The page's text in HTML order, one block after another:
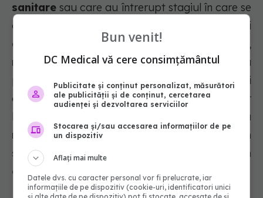
sanitare sau care au întrerupt stagiul în care se
aflau
în baza Ordinului comandantului
acțiunii, pe perioada stării de urgență,
respectiv a stării de alertăinstituită pentru
prevenirea și combaterea efectelor pandemiei
de SARS-Cov2, cu respectarea prevederilor
sunt considerați în perioada
respectivă în stagiul de bază în
specialitatea în care au fost confirmați prin
ordin al ministrului sănătății”.
Bun venit!
DC Medical vă cere consimțământul
Publicitate și conținut personalizat, măsurători
ale publicității și de conținut, cercetarea
audienței și dezvoltarea serviciilor
Stocarea și/sau accesarea informațiilor de pe
un dispozitiv
Aflați mai multe
Datele dvs. cu caracter personal vor fi prelucrate, iar
informațiile de pe dispozitiv (cookie-uri, identificatori unici